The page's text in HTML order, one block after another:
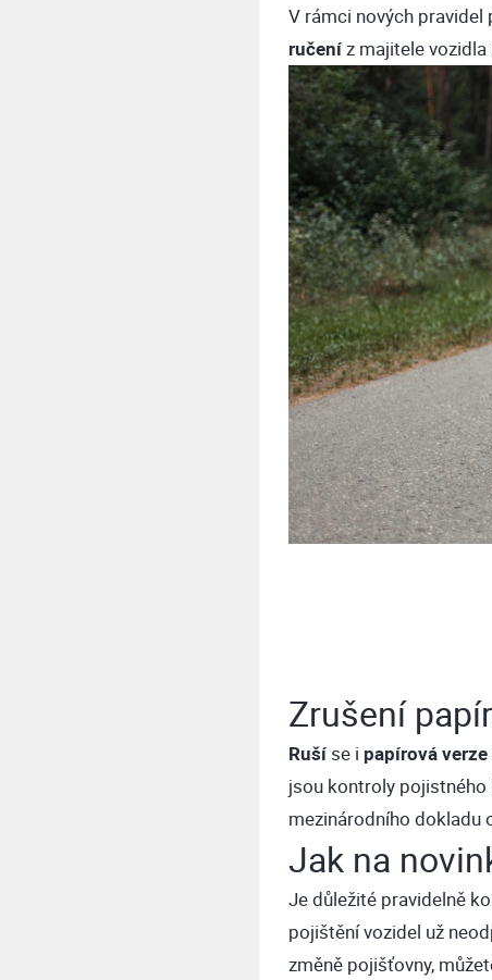
V rámci nových pravidel
ručeníz majitele vozidla
Zrušení
Ruší se i papírová
jsou kontroly pojistného
mezinárodního dokladu
Jak na
Je důležité pravidelně
pojištění vozidel už
změně pojišťovny,